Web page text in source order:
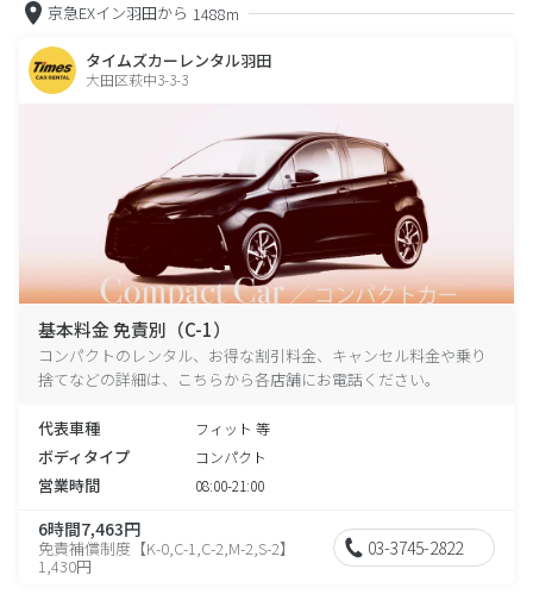
京急EXイン羽田から 1488m
タイムズカーレンタル羽田
大田区萩中3-3-3
基本料金 免責別（C-1）
コンパクトのレンタル、お得な割引料金、キャンセル料金や乗り
捨てなどの詳細は、こちらから各店舗にお電話ください。
代表車種 フィット 等
ボディタイプ コンパクト
営業時間 08:00-21:00
6時間7,463円
免責補償制度【K-0,C-1,C-2,M-2,S-2】
1,430円
03-3745-2822